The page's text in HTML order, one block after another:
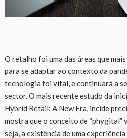
O retalho foi uma das áreas que
para se adaptar ao contexto da
tecnologia foi vital, e continuará a
sector. O mais recente estudo da
Hybrid Retail: A New Era, incide
mostra que o conceito de “phygital”
seja, a existência de uma